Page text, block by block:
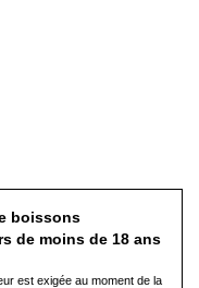
boissons
de moins de 18 ans
est exigée au moment de la